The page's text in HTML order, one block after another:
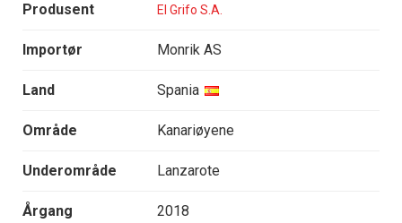
Produsent El Grifo S.A.
Importør Monrik AS
Land Spania
Område Kanariøyene
Underområde Lanzarote
Årgang 2018